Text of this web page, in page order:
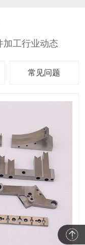
加工行业动态
常见问题